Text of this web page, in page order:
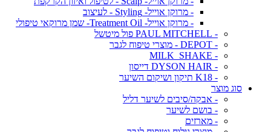
- מרוקן אוייל- Styling - לעיצוב
- מרוקן אוייל- Treatment Oil- שמן מרוקאי טיפולי
- PAUL MITCHELL פול מיטשל
- DEPOT - מוצרי טיפוח לגבר
- MILK_SHAKE
- DYSON HAIR דייסון
- K18 תיקון ושיקום השיער
סוג מוצר
- אבקה/סיבים לשיער דליל
- בושם לשיער
- מארזים